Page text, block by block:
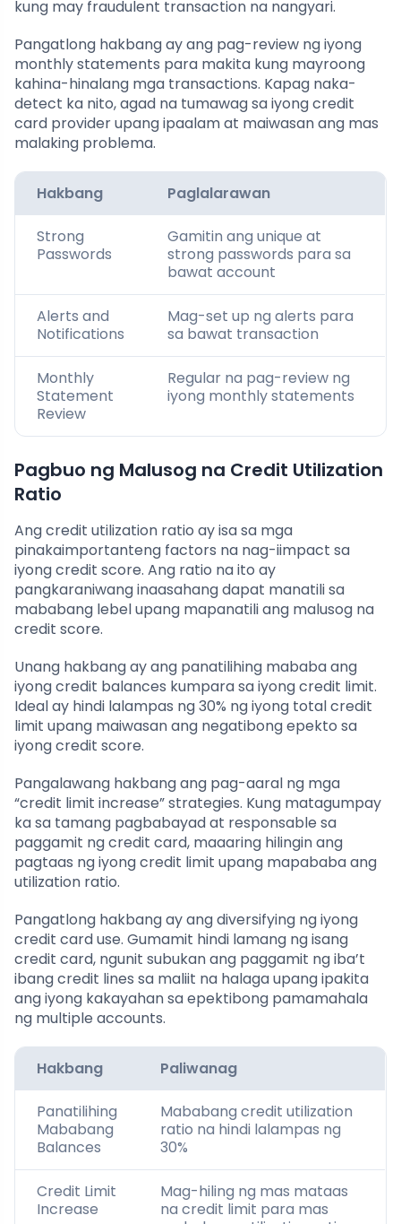
kung may fraudulent transaction na nangyari.
Pangatlong hakbang ay ang pag-review ng iyong
monthly statements para makita kung mayroong
kahina-hinalang mga transactions. Kapag naka-
detect ka nito, agad na tumawag sa iyong credit
card provider upang ipaalam at maiwasan ang mas
malaking problema.
Hakbang Paglalarawan
Strong
Passwords
Gamitin ang unique at
strong passwords para sa
bawat account
Alerts and
Notifications
Mag-set up ng alerts para
sa bawat transaction
Monthly
Statement
Review
Regular na pag-review ng
iyong monthly statements
Pagbuo ng Malusog na Credit Utilization
Ratio
Ang credit utilization ratio ay isa sa mga
pinakaimportanteng factors na nag-iimpact sa
iyong credit score. Ang ratio na ito ay
pangkaraniwang inaasahang dapat manatili sa
mababang lebel upang mapanatili ang malusog na
credit score.
Unang hakbang ay ang panatilihing mababa ang
iyong credit balances kumpara sa iyong credit limit.
Ideal ay hindi lalampas ng 30% ng iyong total credit
limit upang maiwasan ang negatibong epekto sa
iyong credit score.
Pangalawang hakbang ang pag-aaral ng mga
“credit limit increase” strategies. Kung matagumpay
ka sa tamang pagbabayad at responsable sa
paggamit ng credit card, maaaring hilingin ang
pagtaas ng iyong credit limit upang mapababa ang
utilization ratio.
Pangatlong hakbang ay ang diversifying ng iyong
credit card use. Gumamit hindi lamang ng isang
credit card, ngunit subukan ang paggamit ng iba’t
ibang credit lines sa maliit na halaga upang ipakita
ang iyong kakayahan sa epektibong pamamahala
ng multiple accounts.
Hakbang Paliwanag
Panatilihing
Mababang
Balances
Mababang credit utilization
ratio na hindi lalampas ng
30%
Credit Limit
Increase
Mag-hiling ng mas mataas
na credit limit para mas